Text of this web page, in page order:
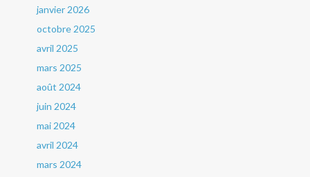
janvier 2026
octobre 2025
avril 2025
mars 2025
août 2024
juin 2024
mai 2024
avril 2024
mars 2024